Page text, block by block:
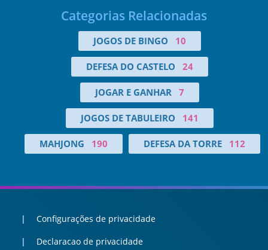
Categorias Relacionadas
JOGOS DE BINGO 10
DEFESA DO CASTELO 24
JOGAR E GANHAR 7
JOGOS DE TABULEIRO 141
MAHJONG 190 DEFESA DA TORRE 112
Configurações de privacidade
Declaracao de privacidade